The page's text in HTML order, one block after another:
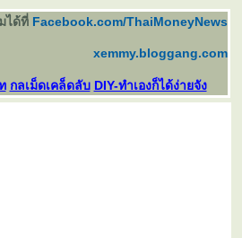
ได้ที่ Facebook.com/ThaiMoneyNews
xemmy.bloggang.com
กลเม็ดเคล็ดลับ DIY-ทำเองก็ได้ง่ายจัง